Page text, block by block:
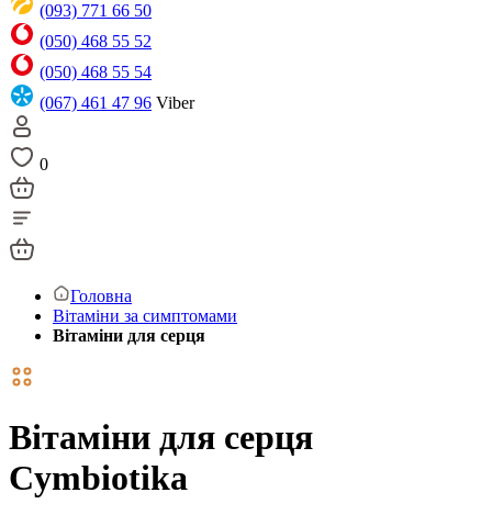
(093) 771 66 50
(050) 468 55 52
(050) 468 55 54
(067) 461 47 96 Viber
0
Головна
Вітаміни за симптомами
Вітаміни для серця
Вітаміни для серця
Cymbiotika